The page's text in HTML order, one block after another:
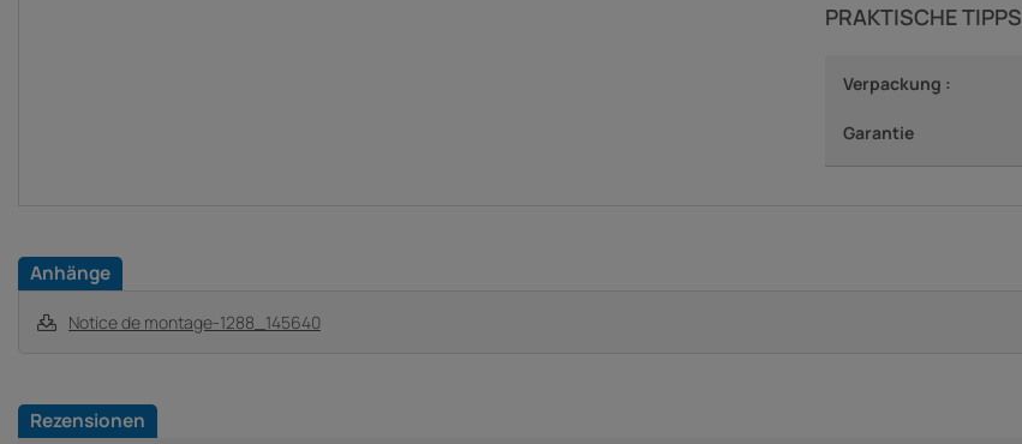
PRAKTISCHE TIPPS
Verpackung :
Garantie
Anhänge
Notice de montage-1288_145640
Rezensionen